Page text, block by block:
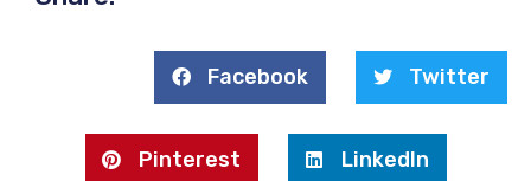
Facebook Twitter
Pinterest LinkedIn